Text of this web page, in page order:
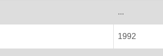
...
1992